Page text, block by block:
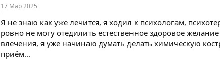
17 Мар 2025
Я не знаю как уже лечится, я ходил к психологам,
ровно не могу отедилить естественное здоровое
влечения, я уже начинаю думать делать химическую
приём...